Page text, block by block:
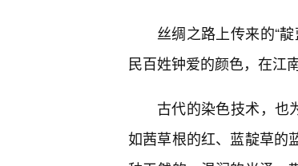
丝绸之路上传来的“
民百姓钟爱的颜色，在江
古代的染色技术，也
如茜草根的红、蓝靛草的